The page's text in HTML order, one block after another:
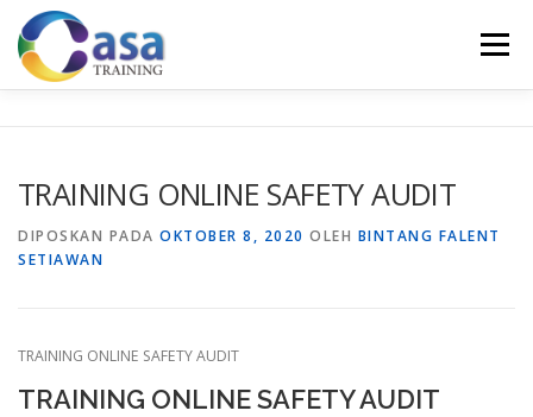
Lompat
konten
Menu
TRAINING ONLINE SAFETY AUDIT
DIPOSKAN PADA OKTOBER 8, 2020 OLEH BINTANG FALENT
SETIAWAN
TRAINING ONLINE SAFETY AUDIT
TRAINING ONLINE SAFETY AUDIT